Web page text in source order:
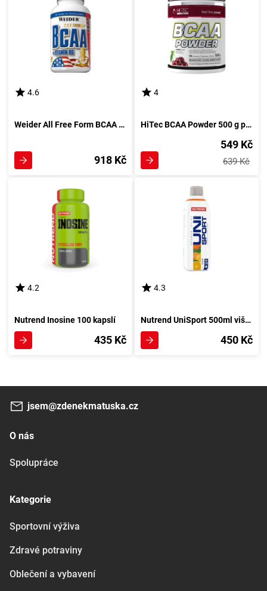
4.6
Weider All Free Form BCAA 130 tablet
918 Kč
4
HiTec BCAA Powder 500 g pomeranč
549 Kč
639 Kč
4.2
Nutrend Inosine 100 kapslí
435 Kč
4.3
Nutrend UniSport 500ml višeň
450 Kč
jsem@zdenekmatuska.cz
O nás
Spolupráce
Kategorie
Sportovní výživa
Zdravé potraviny
Oblečení a vybavení